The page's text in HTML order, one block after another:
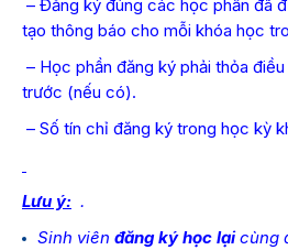
– Đăng ký đúng các học phần đã
tạo thông báo cho mỗi khóa học
– Học phần đăng ký phải thỏa
trước (nếu có).
– Số tín chỉ đăng ký trong học kỳ
Lưu ý: .
Sinh viên đăng ký học lạicùng